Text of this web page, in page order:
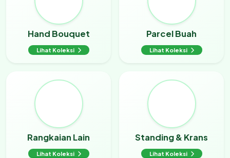
Hand Bouquet
Lihat Koleksi
Parcel Buah
Lihat Koleksi
Rangkaian Lain
Lihat Koleksi
Standing & Krans
Lihat Koleksi